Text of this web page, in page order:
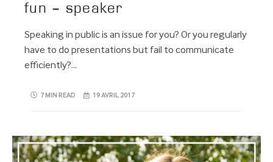
fun – speaker
Speaking in public is an issue for you? Or you regularly
have to do presentations but fail to communicate
efficiently?…
7 MIN READ 19 AVRIL 2017